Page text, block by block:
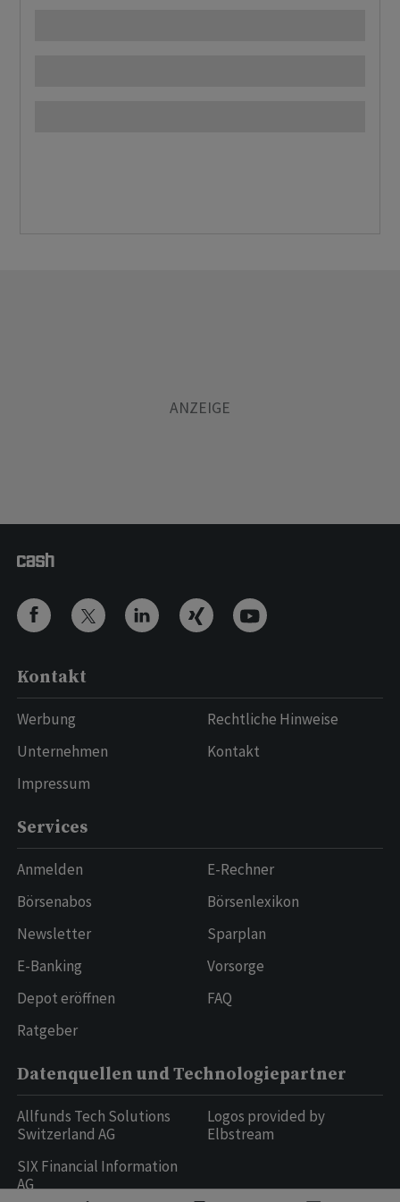
Kontakt
Werbung
Unternehmen
Impressum
Rechtliche Hinweise
Kontakt
Services
Anmelden
Börsenabos
Newsletter
E-Banking
Depot eröffnen
Ratgeber
E-Rechner
Börsenlexikon
Sparplan
Vorsorge
FAQ
Datenquellen und Technologiepartner
Allfunds Tech Solutions
Switzerland AG
SIX Financial Information
AG
Logos provided by
Elbstream